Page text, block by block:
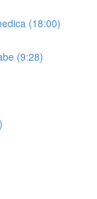
(18:00)
(9:28)